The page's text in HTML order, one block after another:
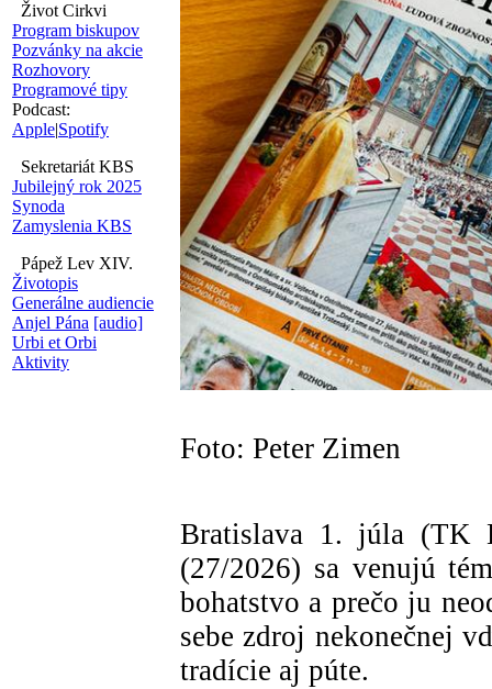
Život Cirkvi
Program biskupov
Pozvánky na akcie
Rozhovory
Programové tipy
Podcast:
Apple|Spotify
Sekretariát KBS
Jubilejný rok 2025
Synoda
Zamyslenia KBS
Pápež Lev XIV.
Životopis
Generálne audiencie
Anjel Pána [audio]
Urbi et Orbi
Aktivity
Foto: Peter Zimen
Bratislava 1. júla (TK
(27/2026) sa venujú
bohatstvo a prečo ju
sebe zdroj nekonečnej
tradície aj púte.